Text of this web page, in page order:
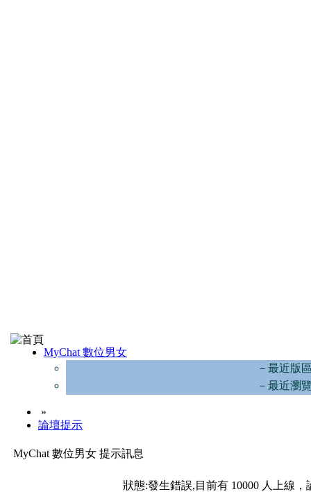
MyChat 數位男女
－最近版
－最近瀏
»
論壇提示
MyChat 數位男女 提示訊息
狀態:發生錯誤,目前有 10000 人上線